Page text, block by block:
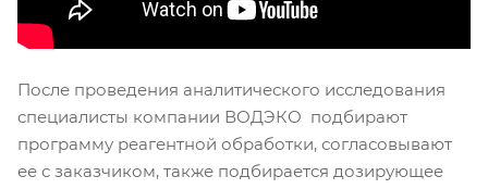
После проведения аналитического исследования
специалисты компании ВОДЭКО подбирают
программу реагентной обработки, согласовывают
ее с заказчиком, также подбирается дозирующее